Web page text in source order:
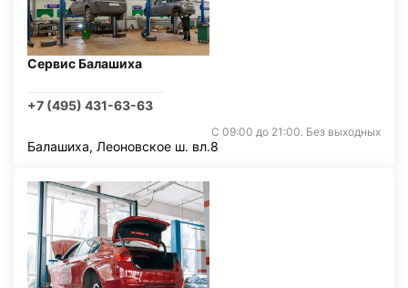
Сервис Балашиха
+7 (495) 431-63-63
С 09:00 до 21:00. Без выходных
Балашиха, Леоновское ш. вл.8